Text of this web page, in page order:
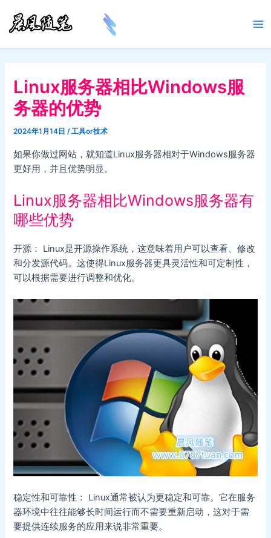
容
Linux服务器相比Windows服
务器的优势
2024年1月14日/工具or技术
如果你做过网站，就知道Linux服务器相对于Windows服务器
更好用，并且优势明显。
Linux服务器相比Windows服务器有
哪些优势
开源： Linux是开源操作系统，这意味着用户可以查看、修改
和分发源代码。这使得Linux服务器更具灵活性和可定制性，
可以根据需要进行调整和优化。
稳定性和可靠性： Linux通常被认为更稳定和可靠。它在服务
器环境中往往能够长时间运行而不需要重新启动，这对于需
要提供连续服务的应用来说非常重要。